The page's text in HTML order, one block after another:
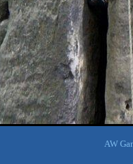
AW